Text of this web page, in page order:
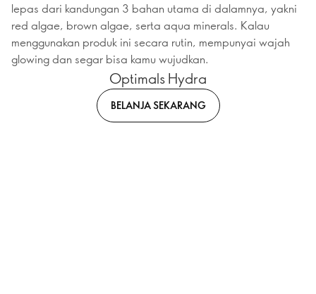
lepas dari kandungan 3 bahan utama di dalamnya, yakni
red algae, brown algae, serta aqua minerals. Kalau
menggunakan produk ini secara rutin, mempunyai wajah
glowing dan segar bisa kamu wujudkan.
Optimals Hydra
BELANJA SEKARANG